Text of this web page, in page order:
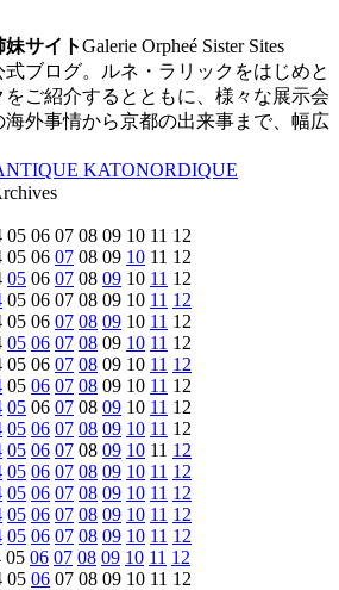
サイトGalerie Orpheé Sister Sites
ブログ。ルネ・ラリックをはじめと
をご紹介するとともに、様々な展示会
外事情から京都の出来事まで、幅広
KATONORDIQUE
05 06 07 08 09 10 11 12
05 06 07 08 09 10 11 12
05 06 07 08 09 10 11 12
05 06 07 08 09 10 11 12
05 06 07 08 09 10 11 12
05 06 07 08 09 10 11 12
05 06 07 08 09 10 11 12
05 06 07 08 09 10 11 12
05 06 07 08 09 10 11 12
05 06 07 08 09 10 11 12
05 06 07 08 09 10 11 12
05 06 07 08 09 10 11 12
05 06 07 08 09 10 11 12
05 06 07 08 09 10 11 12
05 06 07 08 09 10 11 12
05 06 07 08 09 10 11 12
05 06 07 08 09 10 11 12